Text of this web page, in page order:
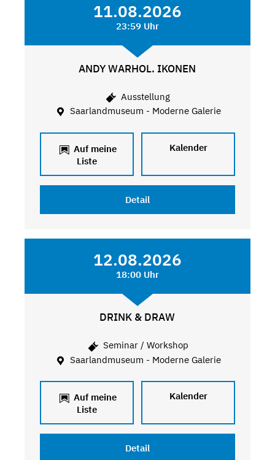
11.08.2026
23:59 Uhr
ANDY WARHOL. IKONEN
Ausstellung
Saarlandmuseum - Moderne Galerie
Auf meine
Liste
Kalender
Detail
12.08.2026
18:00 Uhr
DRINK & DRAW
Seminar / Workshop
Saarlandmuseum - Moderne Galerie
Auf meine
Liste
Kalender
Detail